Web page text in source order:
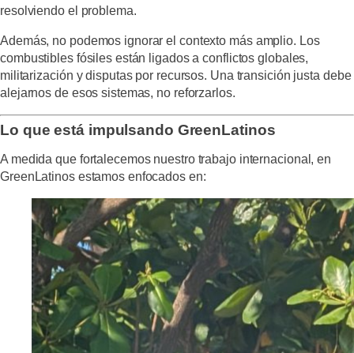
resolviendo el problema.
Además, no podemos ignorar el contexto más amplio. Los
combustibles fósiles están ligados a conflictos globales,
militarización y disputas por recursos. Una transición justa debe
alejarnos de esos sistemas, no reforzarlos.
Lo que está impulsando GreenLatinos
A medida que fortalecemos nuestro trabajo internacional, en
GreenLatinos estamos enfocados en: